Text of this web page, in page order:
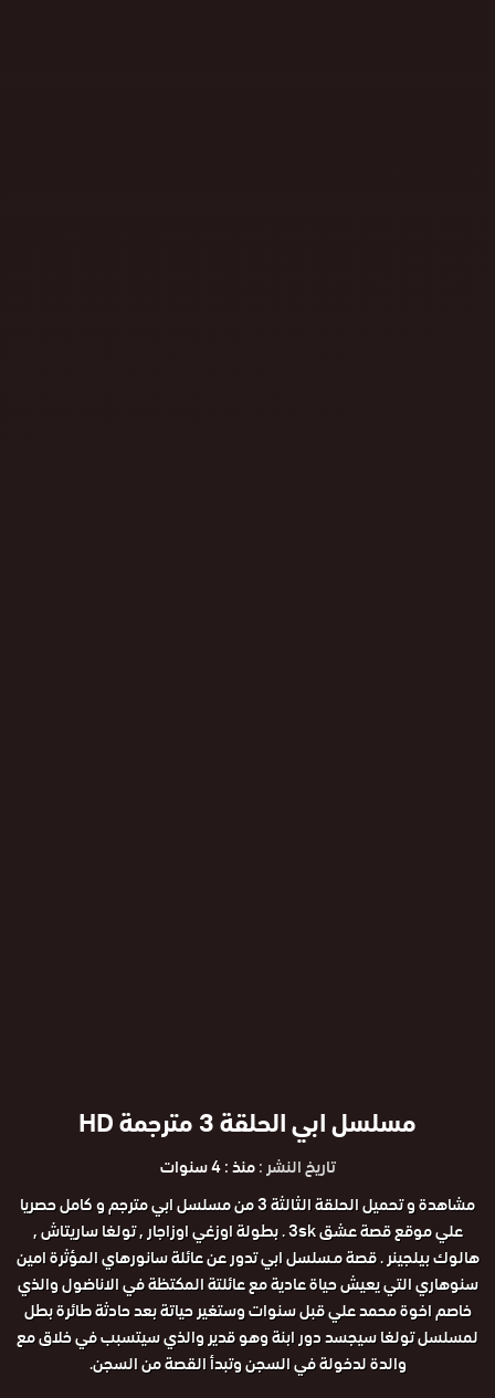
مسلسل ابي الحلقة 3 مترجمة HD
تاريخ النشر :منذ : 4 سنوات
مشاهدة و تحميل الحلقة الثالثة 3 من مسلسل ابي مترجم و كامل حصريا
علي موقع قصة عشق 3sk . بطولة اوزغي اوزاجار , تولغا ساريتاش ,
هالوك بيلجينر . قصة مـسلسل ابي تدور عن عائلة سانورهاي المؤثرة امين
سنوهاري التي يعيش حياة عادية مع عائلتة المكتظة في الاناضول والذي
خاصم اخوة محمد علي قبل سنوات وستغير حياتة بعد حادثة طائرة بطل
لمسلسل تولغا سيجسد دور ابنة وهو قدير والذي سيتسبب في خلاق مع
والدة لدخولة في السجن وتبدأ القصة من السجن.